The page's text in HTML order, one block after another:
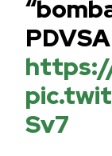
PDVSA
Sv7